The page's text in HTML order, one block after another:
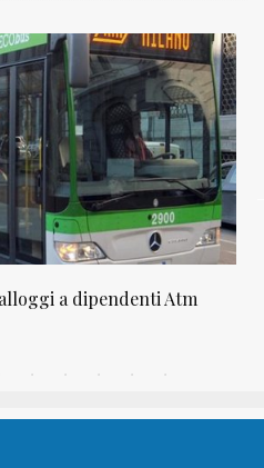
a dipendenti Atm